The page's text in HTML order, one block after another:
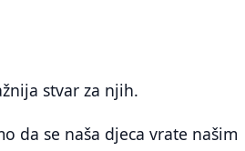
stvar za njih.
da se naša djeca vrate našim